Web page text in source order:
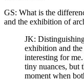
GS: What is the
and the exhibition of
JK:
exhibition and
interesting for
tiny nuances, but
moment when